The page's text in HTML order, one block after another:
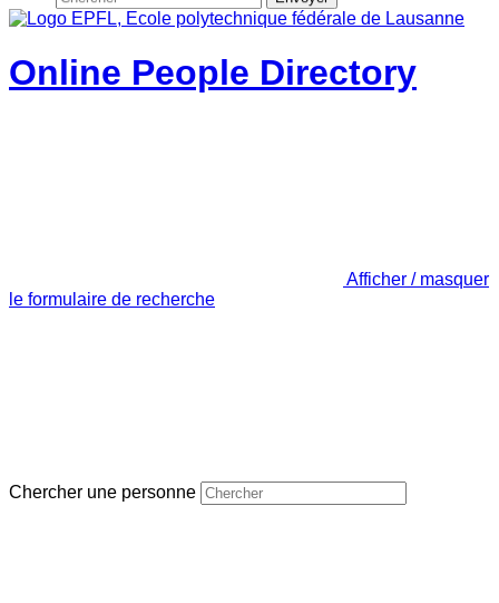
Online People Directory
Afficher / masquer
le formulaire de recherche
Chercher une personne